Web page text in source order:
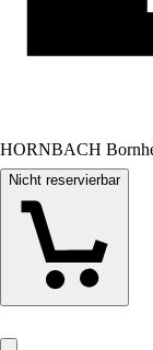
HORNBACH
Nicht reservierbar